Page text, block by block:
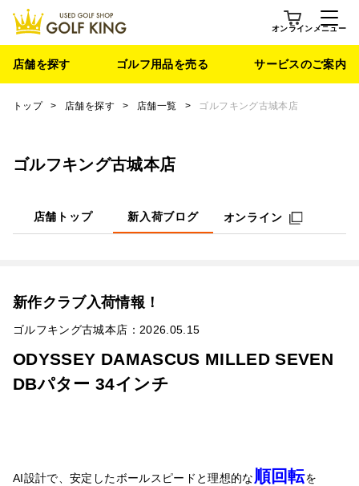
オンライン メニュー
店舗を探す ゴルフ用品を売る サービスのご案内
トップ > 店舗を探す > 店舗一覧 > ゴルフキング古城本店
ゴルフキング古城本店
店舗トップ 新入荷ブログ オンライン
新作クラブ入荷情報！
ゴルフキング古城本店：2026.05.15
ODYSSEY DAMASCUS MILLED SEVEN
DBパター 34インチ
AI設計で、安定したボールスピードと理想的な順回転を